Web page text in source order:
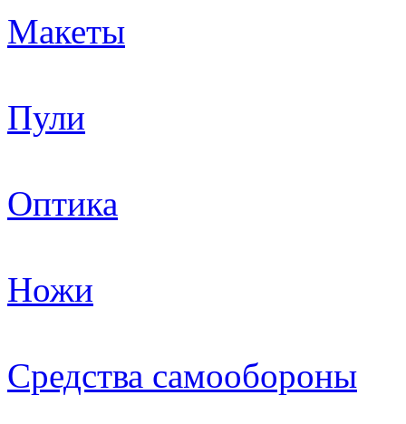
Макеты
Пули
Оптика
Ножи
Средства самообороны